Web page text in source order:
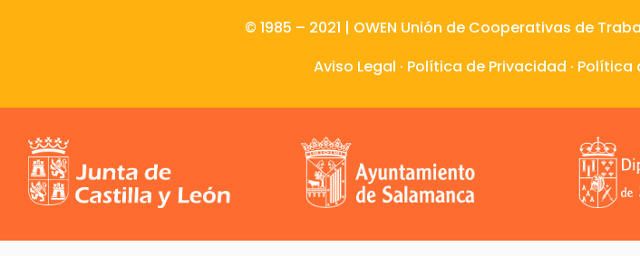
© 1985 – 2021 | OWEN Unión de Cooperativas de
Aviso Legal · Política de Privacidad · Política